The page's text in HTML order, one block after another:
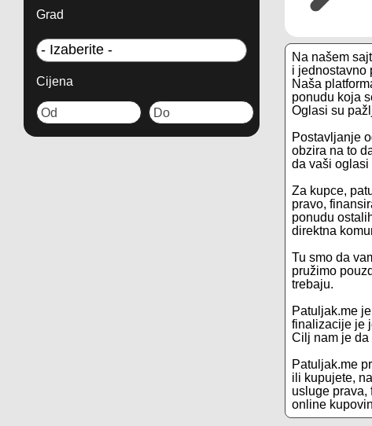
Grad
Cijena
Na našem
i jednostavno
Naša
ponudu koja
Oglasi su
Postavljanje
obzira na to
da vaši oglasi
Za kupce,
pravo,
ponudu
direktna
Tu smo da
pružimo
trebaju.
Patuljak.me
finalizacije je
Cilj nam je da
Patuljak.me
ili kupujete,
usluge prava,
online